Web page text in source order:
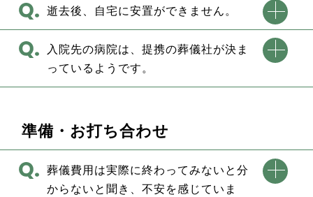
逝去後、自宅に安置ができません。
入院先の病院は、提携の葬儀社が決ま
っているようです。
準備・お打ち合わせ
葬儀費用は実際に終わってみないと分
からないと聞き、不安を感じていま